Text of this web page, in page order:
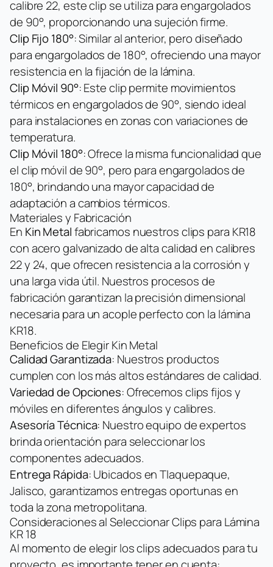
calibre 22, este clip se utiliza para engargolados
de 90°, proporcionando una sujeción firme.
Clip Fijo 180°: Similar al anterior, pero diseñado
para engargolados de 180°, ofreciendo una mayor
resistencia en la fijación de la lámina.
Clip Móvil 90°: Este clip permite movimientos
térmicos en engargolados de 90°, siendo ideal
para instalaciones en zonas con variaciones de
temperatura.
Clip Móvil 180°: Ofrece la misma funcionalidad que
el clip móvil de 90°, pero para engargolados de
180°, brindando una mayor capacidad de
adaptación a cambios térmicos.
Materiales y Fabricación
En Kin Metalfabricamos nuestros clips para KR18
con acero galvanizado de alta calidad en calibres
22 y 24, que ofrecen resistencia a la corrosión y
una larga vida útil. Nuestros procesos de
fabricación garantizan la precisión dimensional
necesaria para un acople perfecto con la lámina
KR18.
Beneficios de Elegir Kin Metal
Calidad Garantizada: Nuestros productos
cumplen con los más altos estándares de calidad.
Variedad de Opciones: Ofrecemos clips fijos y
móviles en diferentes ángulos y calibres.
Asesoría Técnica: Nuestro equipo de expertos
brinda orientación para seleccionar los
componentes adecuados.
Entrega Rápida: Ubicados en Tlaquepaque,
Jalisco, garantizamos entregas oportunas en
toda la zona metropolitana.
Consideraciones al Seleccionar Clips para Lámina
KR 18
Al momento de elegir los clips adecuados para tu